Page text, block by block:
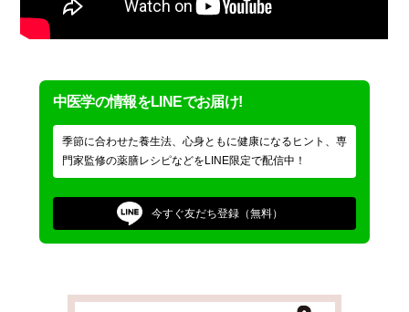
中医学の情報をLINEでお届け!
季節に合わせた養生法、心身ともに健康になるヒント、専
門家監修の薬膳レシピなどをLINE限定で配信中！
今すぐ友だち登録（無料）